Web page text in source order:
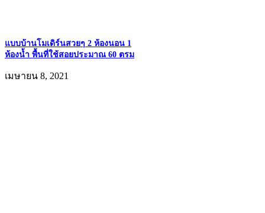
แบบบ้านโมเดิร์นสวยๆ 2 ห้องนอน 1
ห้องน้ำ พื้นที่ใช้สอยประมาณ 60 ตรม
เมษายน 8, 2021